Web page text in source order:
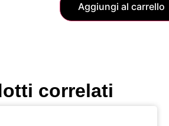
Aggiungi al carrello
correlati